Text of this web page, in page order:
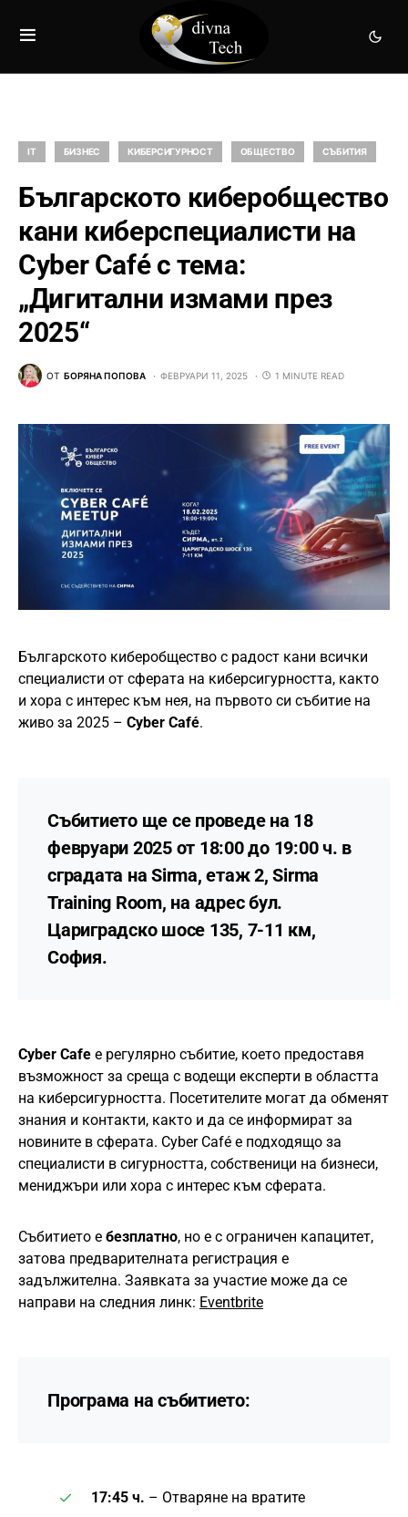
IT БИЗНЕС КИБЕРСИГУРНОСТ ОБЩЕСТВО СЪБИТИЯ
Българското киберобщество
кани киберспециалисти на
Cyber Café с тема:
„Дигитални измами през
2025“
ОТ БОРЯНА ПОПОВА ФЕВРУАРИ 11, 2025 1 MINUTE READ
Българското киберобщество с радост кани всички
специалисти от сферата на киберсигурността, както
и хора с интерес към нея, на първото си събитие на
живо за 2025 – Cyber Café.
Събитието ще се проведе на 18
февруари 2025 от 18:00 до 19:00 ч. в
сградата на Sirma, етаж 2, Sirma
Training Room, на адрес бул.
Цариградско шосе 135, 7-11 км,
София.
Cyber Cafе е регулярно събитие, което предоставя
възможност за среща с водещи експерти в областта
на киберсигурността. Посетителите могат да обменят
знания и контакти, както и да се информират за
новините в сферата. Cyber Café e подходящо за
специалисти в сигурността, собственици на бизнеси,
мениджъри или хора с интерес към сферата.
Събитието е безплатно, но е с ограничен капацитет,
затова предварителната регистрация е
задължителна. Заявката за участие може да се
направи на следния линк: Eventbrite
Програма на събитието:
17:45 ч. – Отваряне на вратите